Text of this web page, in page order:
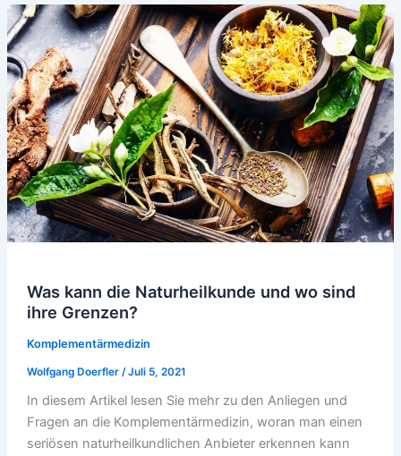
Was kann die Naturheilkunde und wo sind
ihre Grenzen?
Komplementärmedizin
Wolfgang Doerfler /Juli 5, 2021
In diesem Artikel lesen Sie mehr zu den Anliegen und
Fragen an die Komplementärmedizin, woran man einen
seriösen naturheilkundlichen Anbieter erkennen kann